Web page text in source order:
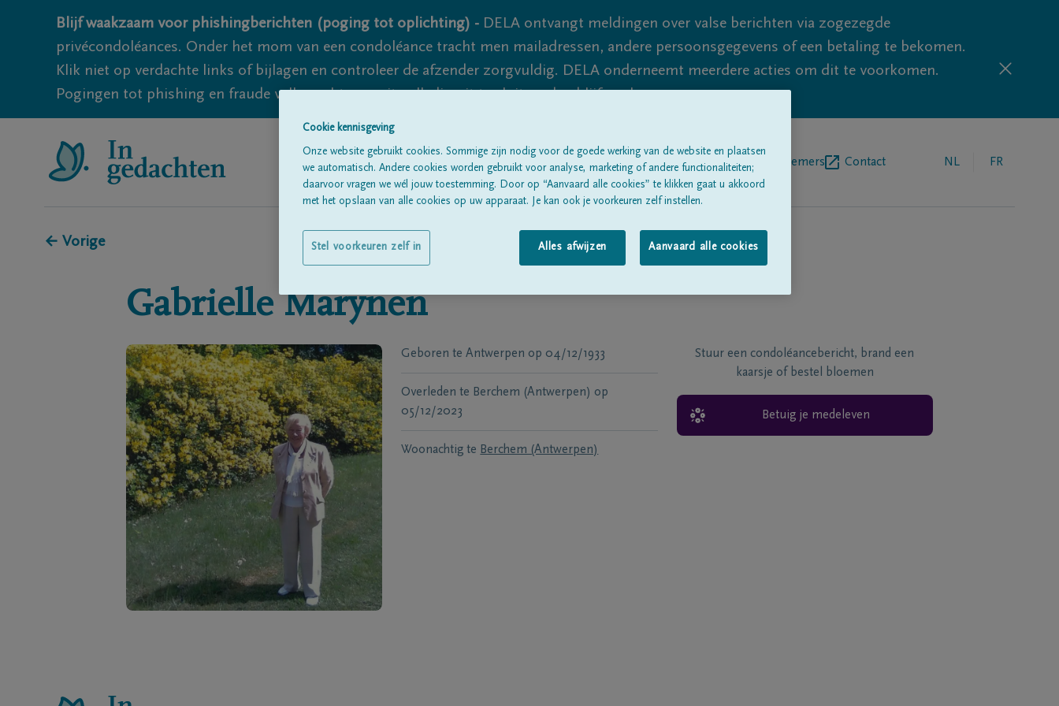
Blijf waakzaam voor phishingberichten (poging tot oplichting) - DELA ontvangt meldingen over valse berichten via zogezegde
privécondoléances. Onder het mom van een condoléance tracht men mailadressen, andere persoonsgegevens of een betaling te bekomen.
Klik niet op verdachte links of bijlagen en controleer de afzender zorgvuldig. DELA onderneemt meerdere acties om dit te voorkomen.
Pogingen tot phishing en fraude vallen echter nooit volledig uit te sluiten, dus blijf waakzaam.
Alle rouwberichten Over ons Begrafenisondernemers Contact NL FR
← Vorige
Gabrielle Marynen
Geboren te Antwerpen op 04/12/1933
Overleden te Berchem (Antwerpen) op
05/12/2023
Woonachtig te Berchem (Antwerpen)
Stuur een condoléancebericht, brand een
kaarsje of bestel bloemen
Betuig je medeleven
Cookie kennisgeving
Onze website gebruikt cookies. Sommige zijn nodig voor de goede werking van de website en plaatsen
we automatisch. Andere cookies worden gebruikt voor analyse, marketing of andere functionaliteiten;
daarvoor vragen we wél jouw toestemming. Door op “Aanvaard alle cookies” te klikken gaat u akkoord
met het opslaan van alle cookies op uw apparaat. Je kan ook je voorkeuren zelf instellen.
Alles afwijzen Aanvaard alle cookies
Stel voorkeuren zelf in